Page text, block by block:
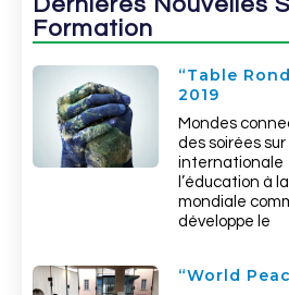
Dernières Nouvelles
Formation
“Table
2019
Mondes
des soirées
internationale
l’éducation à
mondiale
développe le
“World